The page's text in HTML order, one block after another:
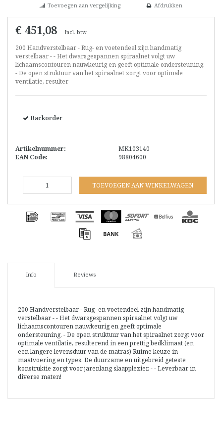
Toevoegen aan vergelijking
Afdrukken
€ 451,08 Incl. btw
200 Handverstelbaar - Rug- en voetendeel zijn handmatig
verstelbaar - - Het dwarsgespannen spiraalnet volgt uw
lichaamscontouren nauwkeurig en geeft optimale ondersteuning.
- De open struktuur van het spiraalnet zorgt voor optimale
ventilatie, resulter
Backorder
Artikelnummer:
MK103140
EAN Code:
98804600
TOEVOEGEN AAN WINKELWAGEN
Info Reviews
200 Handverstelbaar - Rug- en voetendeel zijn handmatig
verstelbaar - - Het dwarsgespannen spiraalnet volgt uw
lichaamscontouren nauwkeurig en geeft optimale
ondersteuning. - De open struktuur van het spiraalnet zorgt voor
optimale ventilatie, resulterend in een prettig bedklimaat (en
een langere levensduur van de matras) Ruime keuze in
maatvoering en types. De duurzame en uitgebreid geteste
konstruktie zorgt voor jarenlang slaapplezier. - - Leverbaar in
diverse maten!